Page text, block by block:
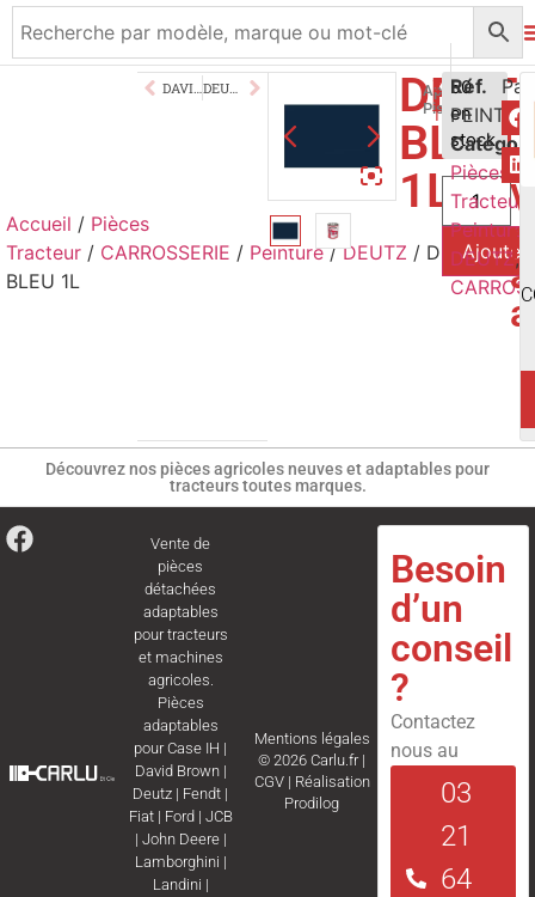
Accueil / Pièces
Tracteur / CARROSSERIE / Peinture/DEUTZ / DEUTZ
BLEU 1L
DAVID BROWN ROUGE COQUELICOT 1L DEUTZ VERT 1L
BLEU
1L
Application
Pistolet/Pinceau
21,50€
TTC
50
en
stock
Ajouter
Réf.
Pièces
Tracteur
Peinture
DEUTZ,
Découvrez nos pièces agricoles neuves et adaptables pour
tracteurs toutes marques.
Vente de
pièces
détachées
adaptables
pour tracteurs
et machines
agricoles.
Pièces
adaptables
pourCase IH |
David Brown|
Deutz | Fendt |
Fiat| Ford | JCB
| John Deere|
Lamborghini |
Landini |
Mentions légales
© 2026 Carlu.fr |
CGV| Réalisation
Prodilog
Besoin
d’un
conseil
?
Contactez
nous au
03
21
64